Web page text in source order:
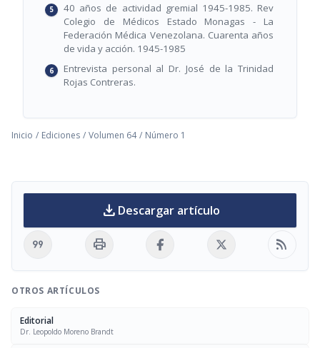
40 años de actividad gremial 1945-1985. Rev
Colegio de Médicos Estado Monagas - La
Federación Médica Venezolana. Cuarenta años
de vida y acción. 1945-1985
Entrevista personal al Dr. José de la Trinidad
Rojas Contreras.
Inicio / Ediciones / Volumen 64 / Número 1
download Descargar artículo
format_quote print rss_feed
OTROS ARTÍCULOS
Editorial
Dr. Leopoldo Moreno Brandt